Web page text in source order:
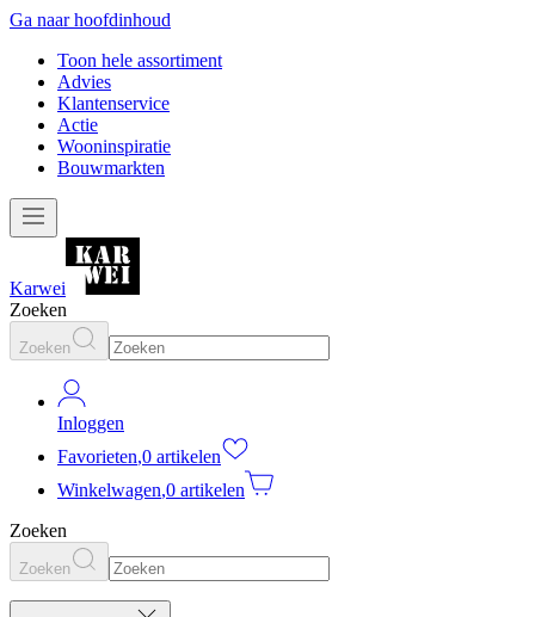
Ga naar hoofdinhoud
Toon hele assortiment
Advies
Klantenservice
Actie
Wooninspiratie
Bouwmarkten
Karwei
Zoeken
Zoeken
Inloggen
Favorieten,0 artikelen
Winkelwagen,0 artikelen
Zoeken
Zoeken